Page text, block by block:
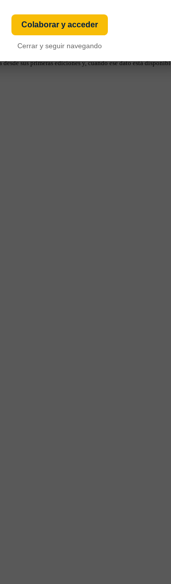
eran consecutivos, no fijos. Esa información aparecía sólo
sus primeras ediciones y, cuando ese dato está
Colaborar y acceder
Cerrar y seguir navegando